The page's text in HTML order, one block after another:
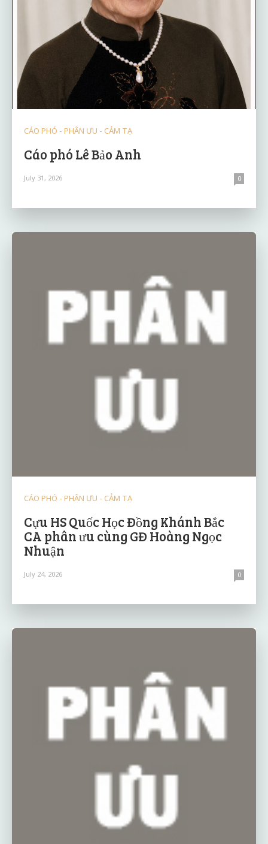
CÁO PHÓ - PHÂN ƯU - CẢM TẠ
Cáo phó Lê Bảo Anh
July 31, 2026 0
CÁO PHÓ - PHÂN ƯU - CẢM TẠ
Cựu HS Quốc Học Đồng Khánh Bắc
CA phân ưu cùng GĐ Hoàng Ngọc
Nhuận
July 24, 2026 0